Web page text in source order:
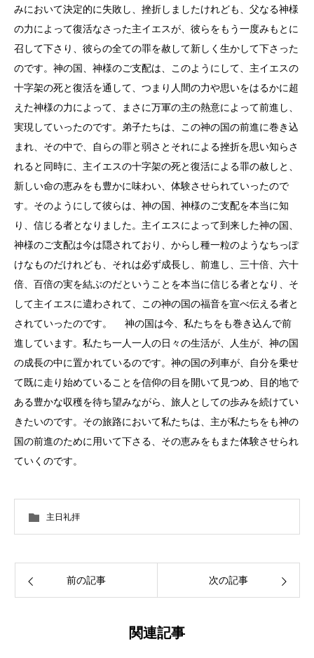
みにおいて決定的に失敗し、挫折しましたけれども、父なる神様
の力によって復活なさった主イエスが、彼らをもう一度みもとに
召して下さり、彼らの全ての罪を赦して新しく生かして下さった
のです。神の国、神様のご支配は、このようにして、主イエスの
十字架の死と復活を通して、つまり人間の力や思いをはるかに超
えた神様の力によって、まさに万軍の主の熱意によって前進し、
実現していったのです。弟子たちは、この神の国の前進に巻き込
まれ、その中で、自らの罪と弱さとそれによる挫折を思い知らさ
れると同時に、主イエスの十字架の死と復活による罪の赦しと、
新しい命の恵みをも豊かに味わい、体験させられていったので
す。そのようにして彼らは、神の国、神様のご支配を本当に知
り、信じる者となりました。主イエスによって到来した神の国、
神様のご支配は今は隠されており、からし種一粒のようなちっぽ
けなものだけれども、それは必ず成長し、前進し、三十倍、六十
倍、百倍の実を結ぶのだということを本当に信じる者となり、そ
して主イエスに遣わされて、この神の国の福音を宣べ伝える者と
されていったのです。 神の国は今、私たちをも巻き込んで前
進しています。私たち一人一人の日々の生活が、人生が、神の国
の成長の中に置かれているのです。神の国の列車が、自分を乗せ
て既に走り始めていることを信仰の目を開いて見つめ、目的地で
ある豊かな収穫を待ち望みながら、旅人としての歩みを続けてい
きたいのです。その旅路において私たちは、主が私たちをも神の
国の前進のために用いて下さる、その恵みをもまた体験させられ
ていくのです。
主日礼拝
前の記事 次の記事
関連記事